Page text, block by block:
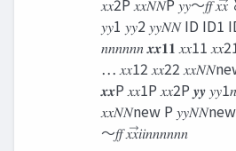
𝑥𝑥2P 𝑥𝑥𝑁𝑁P 𝑦𝑦～𝑓𝑓 𝑥𝑥⃗
𝑦𝑦1 𝑦𝑦2 𝑦𝑦𝑁𝑁 ID
𝑛𝑛𝑛𝑛𝑛𝑛 𝒙𝒙𝟏𝟏 𝑥𝑥11
… 𝑥𝑥12 𝑥𝑥22
𝒙𝒙P 𝑥𝑥1P 𝑥𝑥2P 𝒚𝒚
𝑥𝑥𝑁𝑁new P 𝑦𝑦𝑁𝑁new
～𝑓𝑓 𝑥𝑥⃗𝑖𝑖𝑛𝑛𝑛𝑛𝑛𝑛